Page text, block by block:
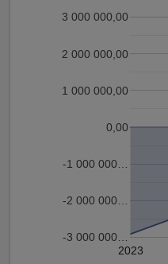
2023
-3 000 000…
-2 000 000…
-1 000 000…
0,00
1 000 000,00
2 000 000,00
3 000 000,00